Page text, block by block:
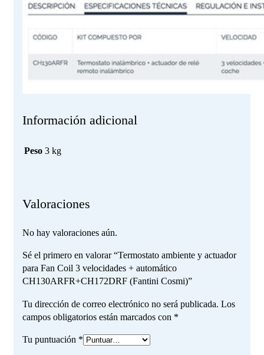
Información adicional
Peso 3 kg
Valoraciones
No hay valoraciones aún.
Sé el primero en valorar “Termostato ambiente y actuador
para Fan Coil 3 velocidades + automático
CH130ARFR+CH172DRF (Fantini Cosmi)”
Tu dirección de correo electrónico no será publicada. Los
campos obligatorios están marcados con *
Tu puntuación *